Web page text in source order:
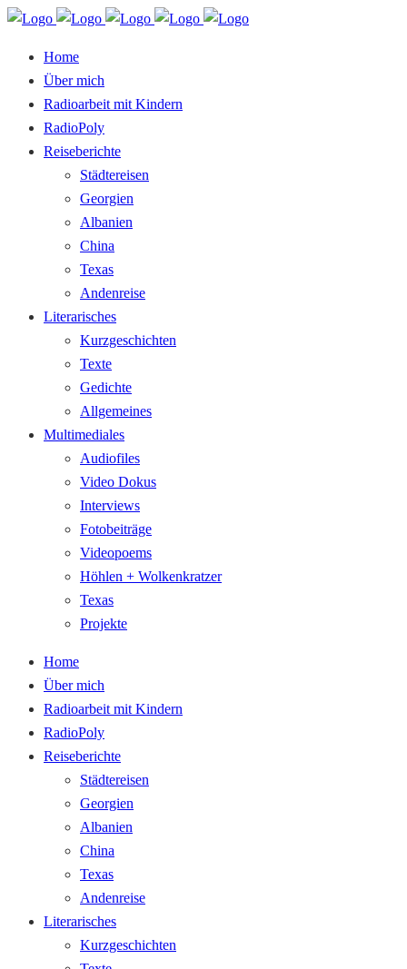
Home
Über mich
Radioarbeit mit Kindern
RadioPoly
Reiseberichte
Städtereisen
Georgien
Albanien
China
Texas
Andenreise
Literarisches
Kurzgeschichten
Texte
Gedichte
Allgemeines
Multimediales
Audiofiles
Video Dokus
Interviews
Fotobeiträge
Videopoems
Höhlen + Wolkenkratzer
Texas
Projekte
Home
Über mich
Radioarbeit mit Kindern
RadioPoly
Reiseberichte
Städtereisen
Georgien
Albanien
China
Texas
Andenreise
Literarisches
Kurzgeschichten